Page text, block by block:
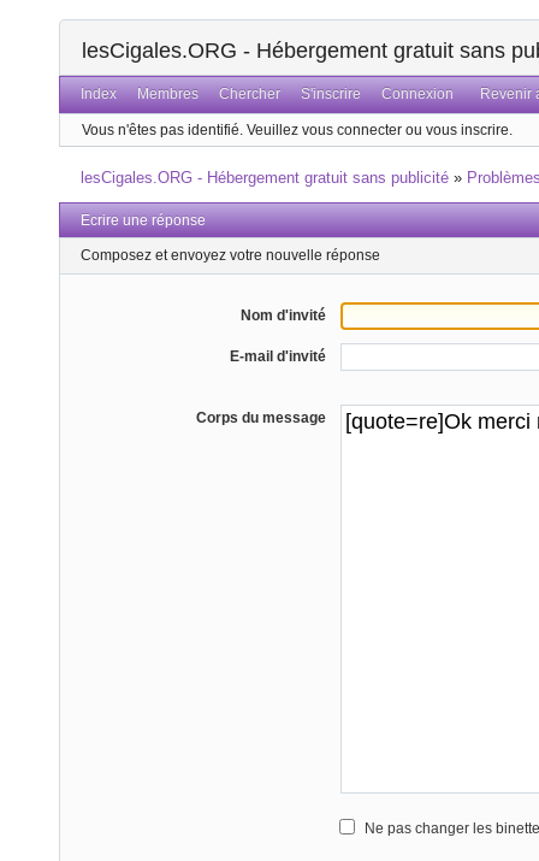
lesCigales.ORG - Hébergement gratuit sans
Index Membres Chercher S'inscrire Connexion Revenir
Vous n'êtes pas identifié. Veuillez vous connecter ou vous inscrire.
lesCigales.ORG - Hébergement gratuit sans publicité »
Ecrire une réponse
Composez et envoyez votre nouvelle réponse
Nom d'invité
E-mail d'invité
Corps du message
Ne pas changer les